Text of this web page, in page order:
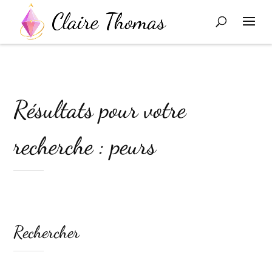
Résultats pour votre
recherche : peurs
Rechercher